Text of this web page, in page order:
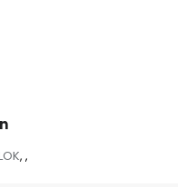
, ,